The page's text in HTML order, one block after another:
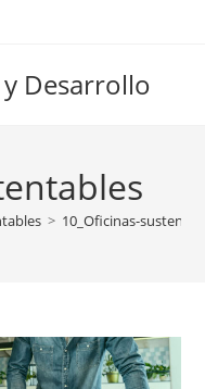
Desarrollo
> 10_Oficinas-